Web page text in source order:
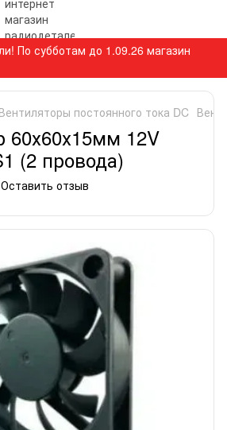
По субботам до 1.09.26 магазин
Вентиляторы постоянного тока DC
60х60х15мм 12V
(2 провода)
Оставить отзыв